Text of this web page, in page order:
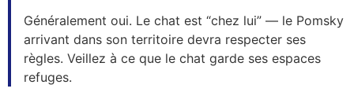
Généralement oui. Le chat est “chez lui” — le Pomsky
arrivant dans son territoire devra respecter ses
règles. Veillez à ce que le chat garde ses espaces
refuges.